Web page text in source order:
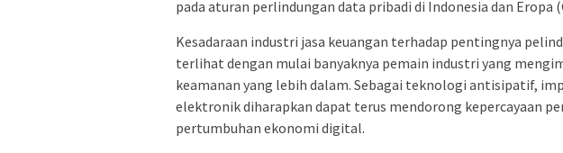
pada aturan perlindungan data pribadi di Indonesia dan Eropa
Kesadaraan industri jasa keuangan terhadap pentingnya
terlihat dengan mulai banyaknya pemain industri yang
keamanan yang lebih dalam. Sebagai teknologi antisipatif,
elektronik diharapkan dapat terus mendorong kepercayaan
pertumbuhan ekonomi digital.